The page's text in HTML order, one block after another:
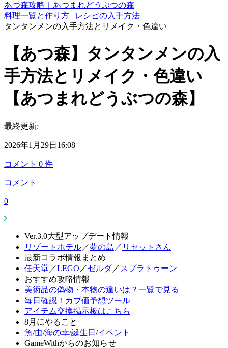
あつ森攻略｜あつまれどうぶつの森
料理一覧と作り方 | レシピの入手方法
タンタンメンの入手方法とリメイク・色違い
【あつ森】タンタンメンの入
手方法とリメイク・色違い
【あつまれどうぶつの森】
最終更新:
2026年1月29日16:08
コメント 0 件
コメント
0
Ver.3.0大型アップデート情報
リゾートホテル／夢の島 ／ リセットさん
最新コラボ情報まとめ
任天堂 ／LEGO ／ゼルダ／ スプラトゥーン
おすすめ攻略情報
美術品の偽物・本物の違いは？一覧で見る
毎日確認！カブ価予想ツール
アイテム交換掲示板はこちら
8月にやること
魚/虫/海の幸/誕生日 /イベント
GameWithからのお知らせ